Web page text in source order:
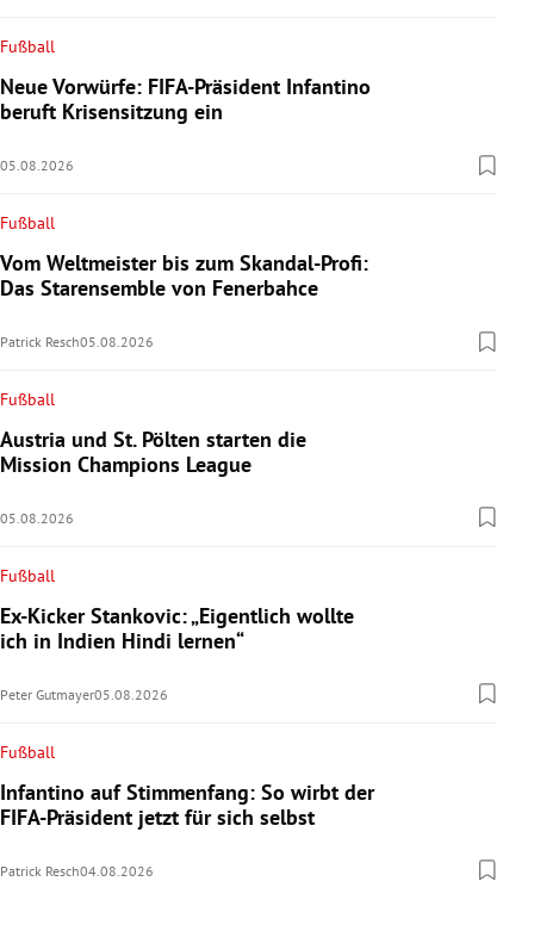
Fußball
Neue Vorwürfe: FIFA-Präsident Infantino
beruft Krisensitzung ein
05.08.2026
Fußball
Vom Weltmeister bis zum Skandal-Profi:
Das Starensemble von Fenerbahce
Patrick Resch05.08.2026
Fußball
Austria und St. Pölten starten die
Mission Champions League
05.08.2026
Fußball
Ex-Kicker Stankovic: „Eigentlich wollte
ich in Indien Hindi lernen“
Peter Gutmayer05.08.2026
Fußball
Infantino auf Stimmenfang: So wirbt der
FIFA-Präsident jetzt für sich selbst
Patrick Resch04.08.2026